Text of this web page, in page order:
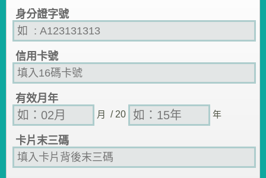
身分證字號
信用卡號
有效月年
月 / 20 年
卡片末三碼